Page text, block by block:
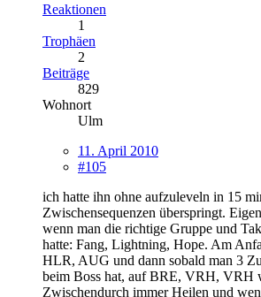
Reaktionen
1
Trophäen
2
Beiträge
829
Wohnort
Ulm
11. April 2010
#105
ich hatte ihn ohne aufzuleveln in 15
Zwischensequenzen überspringt.
wenn man die richtige Gruppe und
hatte: Fang, Lightning, Hope. Am
HLR, AUG und dann sobald man 3
beim Boss hat, auf BRE, VRH, VRH
Zwischendurch immer Heilen und